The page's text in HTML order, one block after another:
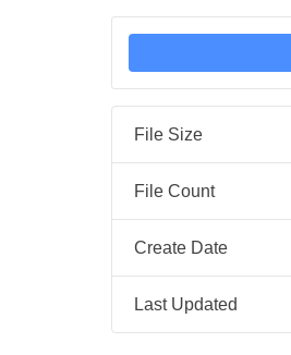
File Size
File Count
Create Date
Last Updated